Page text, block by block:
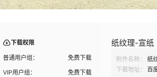
下载权限
普通用户组：
免费下载
VIP用户组：
免费下载
纸纹理-宣纸
附件名称： 纸
下载地址：
百